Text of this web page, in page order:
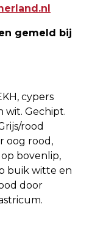
gemeld bij
cypers
wit. Gechipt.
rood
oog rood,
bovenlip,
buik witte en
door